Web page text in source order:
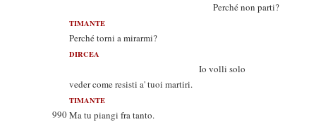
Perché non parti?
TIMANTE
Perché torni a mirarmi?
DIRCEA
Io volli solo
veder come resisti a' tuoi martiri.
TIMANTE
990Ma tu piangi fra tanto.